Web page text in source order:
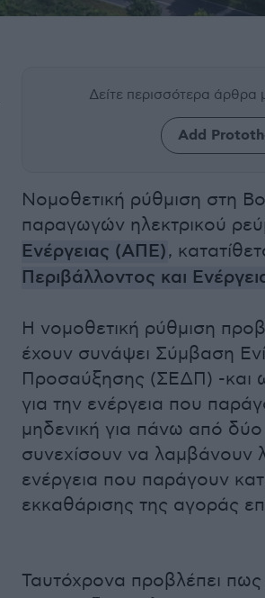
Δείτε περισσότερα άρθρα
Add
Νομοθετική ρύθμιση στη
παραγωγών ηλεκτρικού
Ενέργειας (ΑΠΕ),
Περιβάλλοντος και
Η νομοθετική ρύθμιση
έχουν συνάψει Σύμβαση
Προσαύξησης (ΣΕΔΠ) -και
για την ενέργεια που
μηδενική για πάνω από
συνεχίσουν να λαμβάνουν
ενέργεια που παράγουν
εκκαθάρισης της αγοράς
Ταυτόχρονα προβλέπει